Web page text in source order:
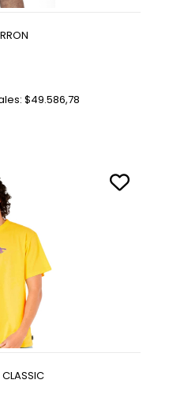
$49.586,78
CLASSIC